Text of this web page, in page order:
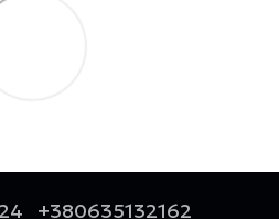
+380635132162